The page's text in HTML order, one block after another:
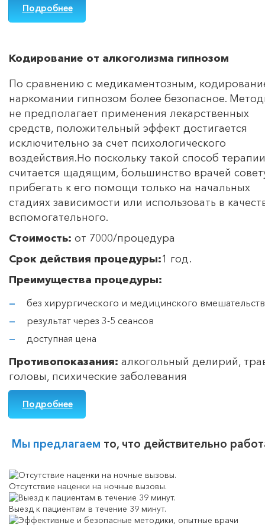
Подробнее
Кодирование от алкоголизма гипнозом
По сравнению с медикаментозным,
наркомании гипнозом более безопасное.
не предполагает применения лекарственных
средств, положительный эффект достигается
исключительно за счет психологического
воздействия.Но поскольку такой способ терапии
считается щадящим, большинство врачей
прибегать к его помощи только на начальных
стадиях зависимости или использовать в
вспомогательного.
Стоимость: от 7000/процедура
Срок действия процедуры:1 год.
Преимущества процедуры:
без хирургического и медицинского
результат через 3-5 сеансов
доступная цена
Противопоказания: алкогольный делирий,
головы, психические заболевания
Подробнее
Мы предлагаем то, что действительно
Отсутствие наценки на ночные вызовы.
Выезд к пациентам в течение 39 минут.